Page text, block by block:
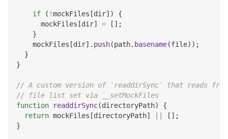
if ( !mockFiles [dir] )
{
      mockFiles
[dir] = [ ] ;
}
    mockFiles
[dir] . push(path. basename(file) ) ;
}
}
// A custom version of `readdirSync` that reads
// file list set via __setMockFiles
function
readdirSync(directoryPath)
{
return mockFiles [directoryPath] [ ] ;
}